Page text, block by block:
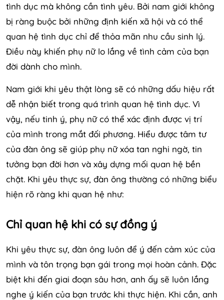
tình dục mà không cần tình yêu. Bởi nam giới không
bị ràng buộc bởi những định kiến ​​xã hội và có thể
quan hệ tình dục chỉ để thỏa mãn nhu cầu sinh lý.
Điều này khiến phụ nữ lo lắng về tình cảm của bạn
đời dành cho mình.
Nam giới khi yêu thật lòng sẽ có những dấu hiệu rất
dễ nhận biết trong quá trình quan hệ tình dục. Vì
vậy, nếu tinh ý, phụ nữ có thể xác định được vị trí
của mình trong mắt đối phương. Hiểu được tâm tư
của đàn ông sẽ giúp phụ nữ xóa tan nghi ngờ, tin
tưởng bạn đời hơn và xây dựng mối quan hệ bền
chặt. Khi yêu thực sự, đàn ông thường có những biểu
hiện rõ ràng khi quan hệ như:
Chỉ quan hệ khi có sự đồng ý
Khi yêu thực sự, đàn ông luôn để ý đến cảm xúc của
mình và tôn trọng bạn gái trong mọi hoàn cảnh. Đặc
biệt khi đến giai đoạn sâu hơn, anh ấy sẽ luôn lắng
nghe ý kiến ​​của bạn trước khi thực hiện. Khi cần, anh